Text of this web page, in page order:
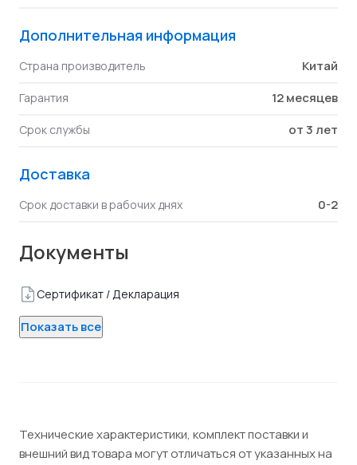
Дополнительная информация
Страна производитель Китай
Гарантия 12 месяцев
Срок службы от 3 лет
Доставка
Срок доставки в рабочих днях 0-2
Документы
Сертификат / Декларация
Показать все
Технические характеристики, комплект поставки и
внешний вид товара могут отличаться от указанных на